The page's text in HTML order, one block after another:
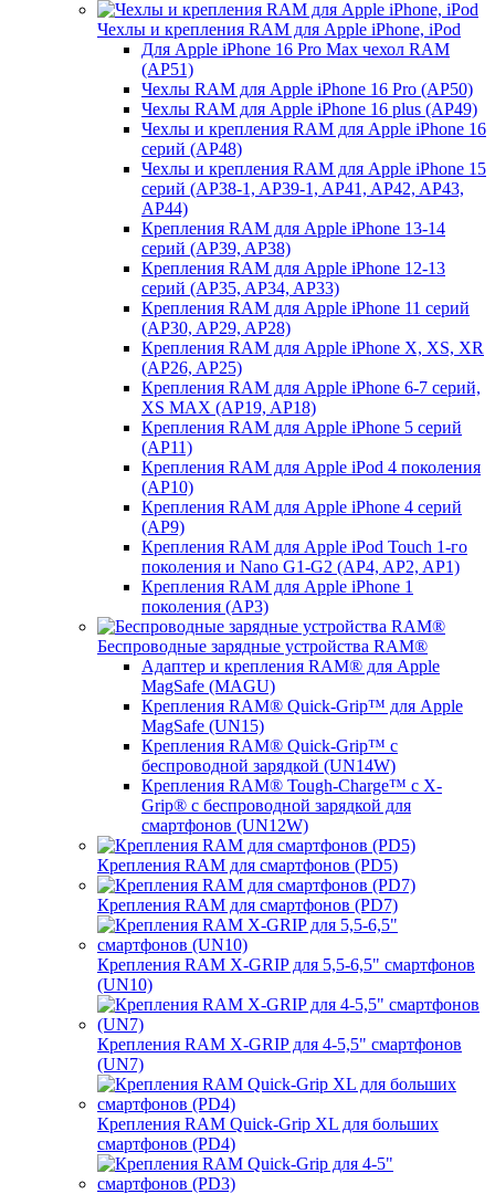
Чехлы и крепления RAM для Apple iPhone, iPod
Для Apple iPhone 16 Pro Max чехол RAM
(AP51)
Чехлы RAM для Apple iPhone 16 Pro (AP50)
Чехлы RAM для Apple iPhone 16 plus (AP49)
Чехлы и крепления RAM для Apple iPhone 16
серий (AP48)
Чехлы и крепления RAM для Apple iPhone 15
серий (AP38-1, AP39-1, AP41, AP42, AP43,
AP44)
Крепления RAM для Apple iPhone 13-14
серий (AP39, AP38)
Крепления RAM для Apple iPhone 12-13
серий (AP35, AP34, AP33)
Крепления RAM для Apple iPhone 11 серий
(AP30, AP29, AP28)
Крепления RAM для Apple iPhone X, XS, XR
(AP26, AP25)
Крепления RAM для Apple iPhone 6-7 серий,
XS MAX (AP19, AP18)
Крепления RAM для Apple iPhone 5 серий
(AP11)
Крепления RAM для Apple iPod 4 поколения
(AP10)
Крепления RAM для Apple iPhone 4 серий
(AP9)
Крепления RAM для Apple iPod Touch 1-го
поколения и Nano G1-G2 (AP4, AP2, AP1)
Крепления RAM для Apple iPhone 1
поколения (AP3)
Беспроводные зарядные устройства RAM®
Адаптер и крепления RAM® для Apple
MagSafe (MAGU)
Крепления RAM® Quick-Grip™ для Apple
MagSafe (UN15)
Крепления RAM® Quick-Grip™ с
беспроводной зарядкой (UN14W)
Крепления RAM® Tough-Charge™ с X-
Grip® с беспроводной зарядкой для
смартфонов (UN12W)
Крепления RAM для смартфонов (PD5)
Крепления RAM для смартфонов (PD7)
Крепления RAM X-GRIP для 5,5-6,5" смартфонов
(UN10)
Крепления RAM X-GRIP для 4-5,5" смартфонов
(UN7)
Крепления RAM Quick-Grip XL для больших
смартфонов (PD4)